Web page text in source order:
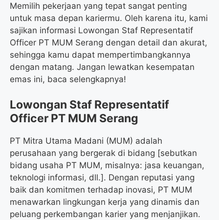
Memilih pekerjaan yang tepat sangat penting
untuk masa depan kariermu. Oleh karena itu, kami
sajikan informasi Lowongan Staf Representatif
Officer PT MUM Serang dengan detail dan akurat,
sehingga kamu dapat mempertimbangkannya
dengan matang. Jangan lewatkan kesempatan
emas ini, baca selengkapnya!
Lowongan Staf Representatif
Officer PT MUM Serang
PT Mitra Utama Madani (MUM) adalah
perusahaan yang bergerak di bidang [sebutkan
bidang usaha PT MUM, misalnya: jasa keuangan,
teknologi informasi, dll.]. Dengan reputasi yang
baik dan komitmen terhadap inovasi, PT MUM
menawarkan lingkungan kerja yang dinamis dan
peluang perkembangan karier yang menjanjikan.